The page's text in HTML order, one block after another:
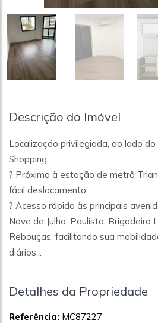
Descrição do Imóvel
Localização privilegiada, ao lado do
Shopping
? Próximo à estação de metrô
fácil deslocamento
? Acesso rápido às principais
Nove de Julho, Paulista, Brigadeiro
Rebouças, facilitando sua
diários...
Detalhes da Propriedade
Referência: MC87227